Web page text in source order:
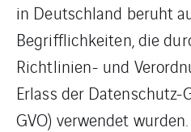
in Deutschland beruht
Begrifflichkeiten, die
Richtlinien- und
Erlass der
GVO) verwendet